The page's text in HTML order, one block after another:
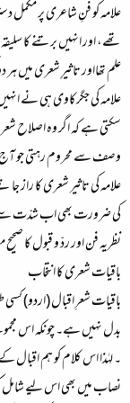
علامہ کو فنِ شاعری پر
تھے، اور انہیں برتنے کا
علم تھااور تاثیرِ شعری میں
علامہ کی جگرکاوی ہی نے
سکتی ہے کہ اگر وہ اصلاح
وصف سے محروم رہتی جو آج
علامہ کی تاثیر شعری کا راز
کی ضرورت بھی اب شدّت سے
نظریہ فن اور ردّ و قبول کا
باقیات شعری کا انتخاب
باقیات شعرِ اقبال (اردو)
بدل نہیں ہے۔ چونکہ اس
۔ لہٰذا اس کلام کو ہم
نصاب میں بھی اس لیے شامل